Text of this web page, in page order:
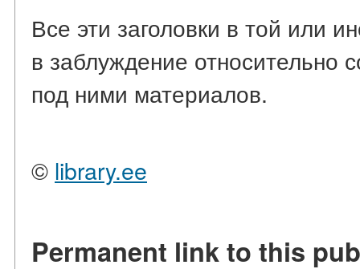
Все эти заголовки в той или
в заблуждение
под ними материалов.
© library.ee
Permanent link to this